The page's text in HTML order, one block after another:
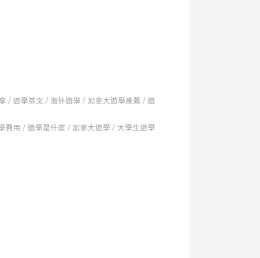
/ 遊學英文 / 海外遊學 / 加拿大遊學推薦 / 遊
費用 / 遊學是什麼 / 加拿大遊學 / 大學生遊學